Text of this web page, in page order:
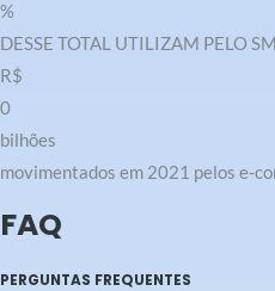
%
DESSE TOTAL UTILIZAM PELO
R$
0
bilhões
movimentados em 2021 pelos e-
FAQ
PERGUNTAS FREQUENTES